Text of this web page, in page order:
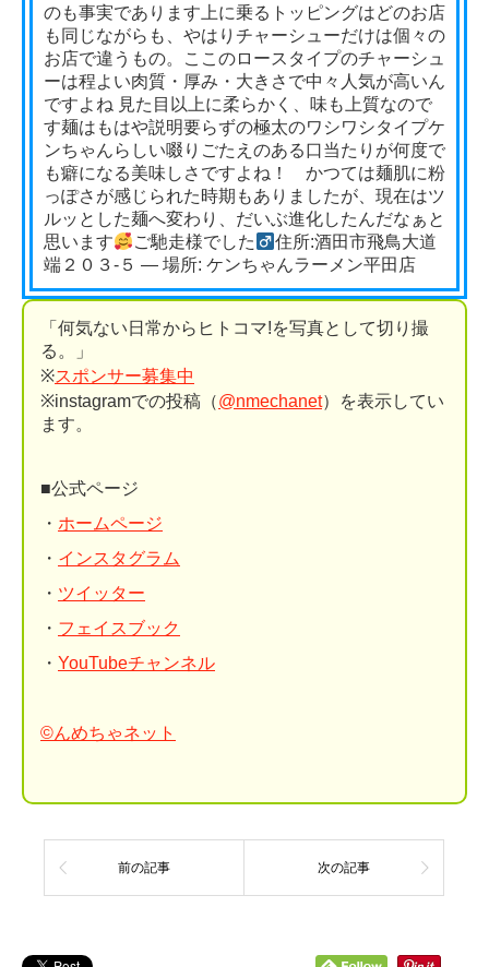
のも事実であります上に乗るトッピングはどのお店
も同じながらも、やはりチャーシューだけは個々の
お店で違うもの。ここのロースタイプのチャーシュ
ーは程よい肉質・厚み・大きさで中々人気が高いん
ですよね 見た目以上に柔らかく、味も上質なので
す麺はもはや説明要らずの極太のワシワシタイプケ
ンちゃんらしい啜りごたえのある口当たりが何度で
も癖になる美味しさですよね！ かつては麺肌に粉
っぽさが感じられた時期もありましたが、現在はツ
ルッとした麺へ変わり、だいぶ進化したんだなぁと
思います
ご馳走様でした‍
住所:酒田市飛鳥大道
端２０３-５ — 場所: ケンちゃんラーメン平田店
「何気ない日常からヒトコマ!を写真として切り撮
る。」
※スポンサー募集中
※instagramでの投稿（@nmechanet）を表示してい
ます。
■公式ページ
・ ホームページ
・ インスタグラム
・ ツイッター
・ フェイスブック
・ YouTubeチャンネル
©んめちゃネット
前の記事 次の記事